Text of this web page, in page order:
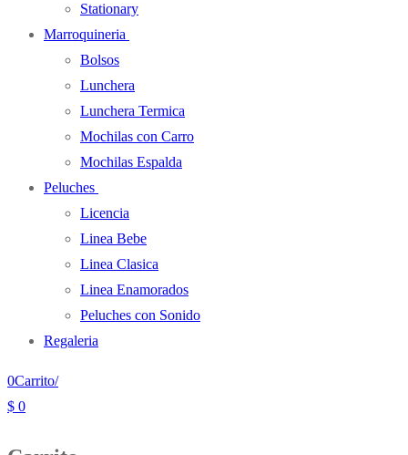
Stationary
Marroquineria
Bolsos
Lunchera
Lunchera Termica
Mochilas con Carro
Mochilas Espalda
Peluches
Licencia
Linea Bebe
Linea Clasica
Linea Enamorados
Peluches con Sonido
Regaleria
0Carrito/
$ 0